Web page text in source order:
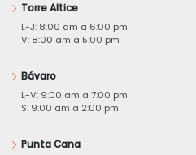
Torre Altice
L-J: 8:00 am a 6:00 pm
V: 8:00 am a 5:00 pm
Bávaro
L-V: 9:00 am a 7:00 pm
S: 9:00 am a 2:00 pm
Punta Cana